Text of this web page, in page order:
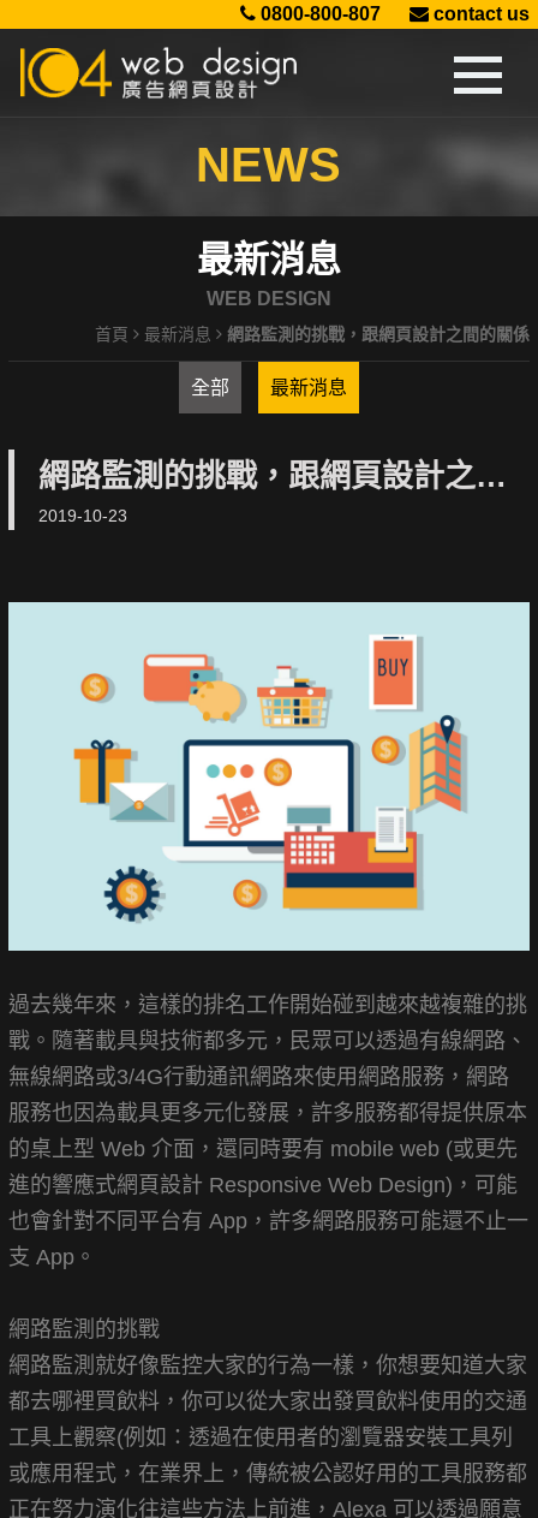
0800-800-807 contact us
NEWS
最新消息
WEB DESIGN
首頁 最新消息 網路監測的挑戰，跟網頁設計之間的關係
全部 最新消息
網路監測的挑戰，跟網頁設計之間
的關係
2019-10-23
過去幾年來，這樣的排名工作開始碰到越來越複雜的挑
戰。隨著載具與技術都多元，民眾可以透過有線網路、
無線網路或3/4G行動通訊網路來使用網路服務，網路
服務也因為載具更多元化發展，許多服務都得提供原本
的桌上型 Web 介面，還同時要有 mobile web (或更先
進的響應式網頁設計 Responsive Web Design)，可能
也會針對不同平台有 App，許多網路服務可能還不止一
支 App。
網路監測的挑戰
網路監測就好像監控大家的行為一樣，你想要知道大家
都去哪裡買飲料，你可以從大家出發買飲料使用的交通
工具上觀察(例如：透過在使用者的瀏覽器安裝工具列
或應用程式，在業界上，傳統被公認好用的工具服務都
正在努力演化往這些方法上前進，Alexa 可以透過願意